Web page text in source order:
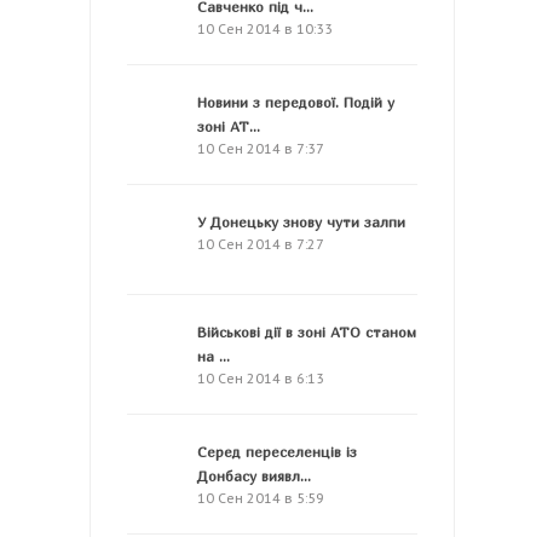
Савченко під ч...
10 Сен 2014 в 10:33
Новини з передової. Подій у
зоні АТ...
10 Сен 2014 в 7:37
У Донецьку знову чути залпи
10 Сен 2014 в 7:27
Військові дії в зоні АТО станом
на ...
10 Сен 2014 в 6:13
Серед переселенців із
Донбасу виявл...
10 Сен 2014 в 5:59